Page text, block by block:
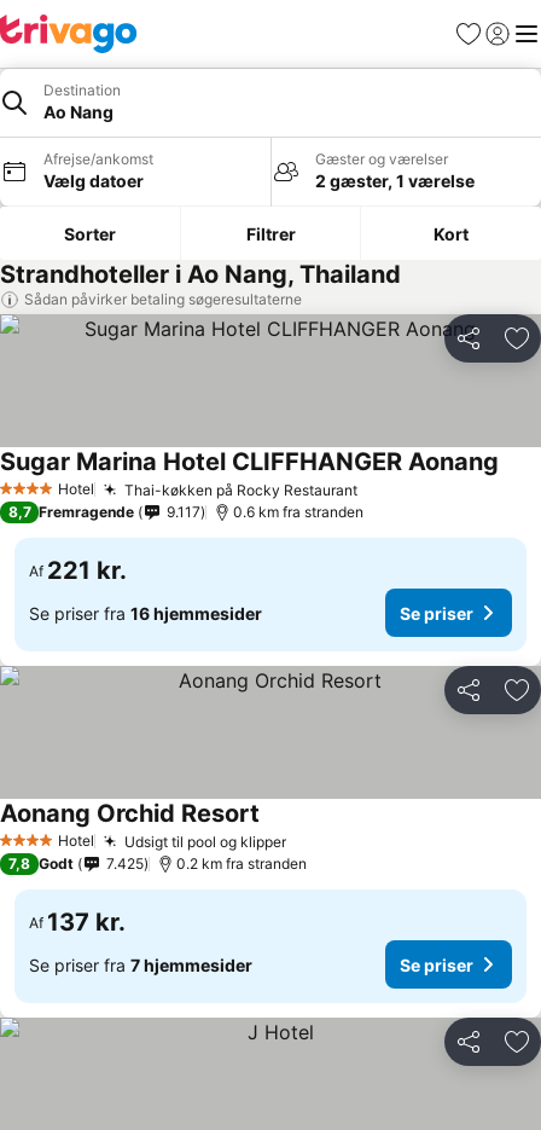
Favoritter
Log ind
Destination
Ao Nang
Afrejse/ankomst
Vælg datoer
Gæster og værelser
2 gæster, 1 værelse
Sorter Filtrer Kort
Strandhoteller i Ao Nang, Thailand
Sådan påvirker betaling søgeresultaterne
Del
4 StjernerHotel Thai-køkken på Rocky Restaurant
Sugar Marina Hotel CLIFFHANGER Aonang
8,7 Fremragende 9.117 0.6 km fra stranden
Af 221 kr.
Se priser fra 16 hjemmesider Se priser
Del
4 StjernerHotel Udsigt til pool og klipper
Aonang Orchid Resort
7,8 Godt 7.425 0.2 km fra stranden
Af 137 kr.
Se priser fra 7 hjemmesider Se priser
Del